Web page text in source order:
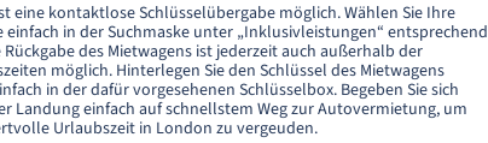
eine kontaktlose Schlüsselübergabe möglich. Wählen Sie Ihre
einfach in der Suchmaske unter „Inklusivleistungen“ entsprechend
Rückgabe des Mietwagens ist jederzeit auch außerhalb der
möglich. Hinterlegen Sie den Schlüssel des Mietwagens
in der dafür vorgesehenen Schlüsselbox. Begeben Sie sich
Landung einfach auf schnellstem Weg zur Autovermietung, um
Urlaubszeit in London zu vergeuden.